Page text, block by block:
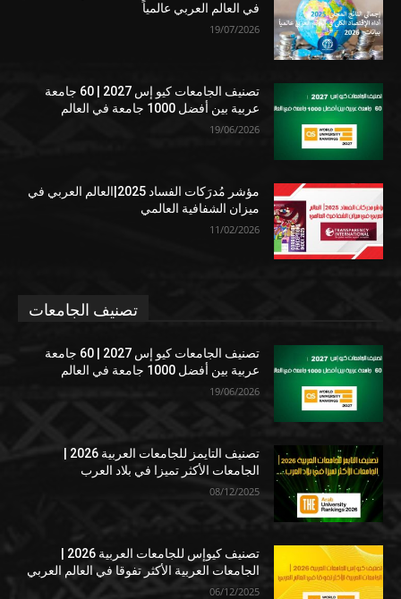
في العالم العربي عالمياً
19/07/2026
تصنيف الجامعات كيو إس 2027 | 60 جامعة
عربية بين أفضل 1000 جامعة في العالم
19/06/2026
مؤشر مُدرَكات الفساد 2025|العالم العربي في
ميزان الشفافية العالمي
11/02/2026
تصنيف الجامعات
تصنيف الجامعات كيو إس 2027 | 60 جامعة
عربية بين أفضل 1000 جامعة في العالم
19/06/2026
الجامعات الأكثر تميزا في بلاد العرب
08/12/2025
تصنيف كيوإس للجامعات العربية 2026 |
الجامعات العربية الأكثر تفوقا في العالم العربي
06/12/2025